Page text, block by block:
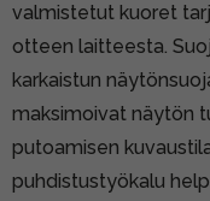
valmistetut kuoret
otteen laitteesta.
karkaistun
maksimoivat näytön
putoamisen
puhdistustyökalu